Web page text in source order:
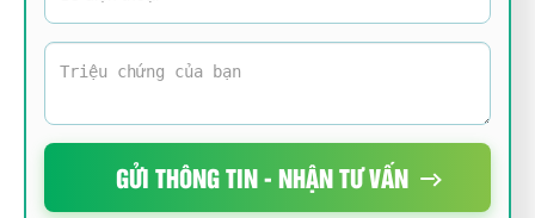
GỬI THÔNG TIN - NHẬN TƯ VẤN